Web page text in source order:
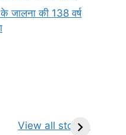
के जालना की 138 वर्ष
View all stories
ज्योतिर्लिंग | नाम,